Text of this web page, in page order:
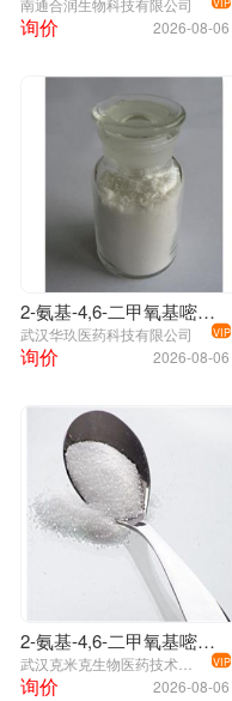
南通合润生物科技有限公司 VIP
2026-08-06
询价
2-氨基-4,6-二甲氧基嘧啶(ADMP)
武汉华玖医药科技有限公司 VIP
2026-08-06
询价
2-氨基-4,6-二甲氧基嘧啶(ADMP)生产厂家
VIP
2026-08-06
询价